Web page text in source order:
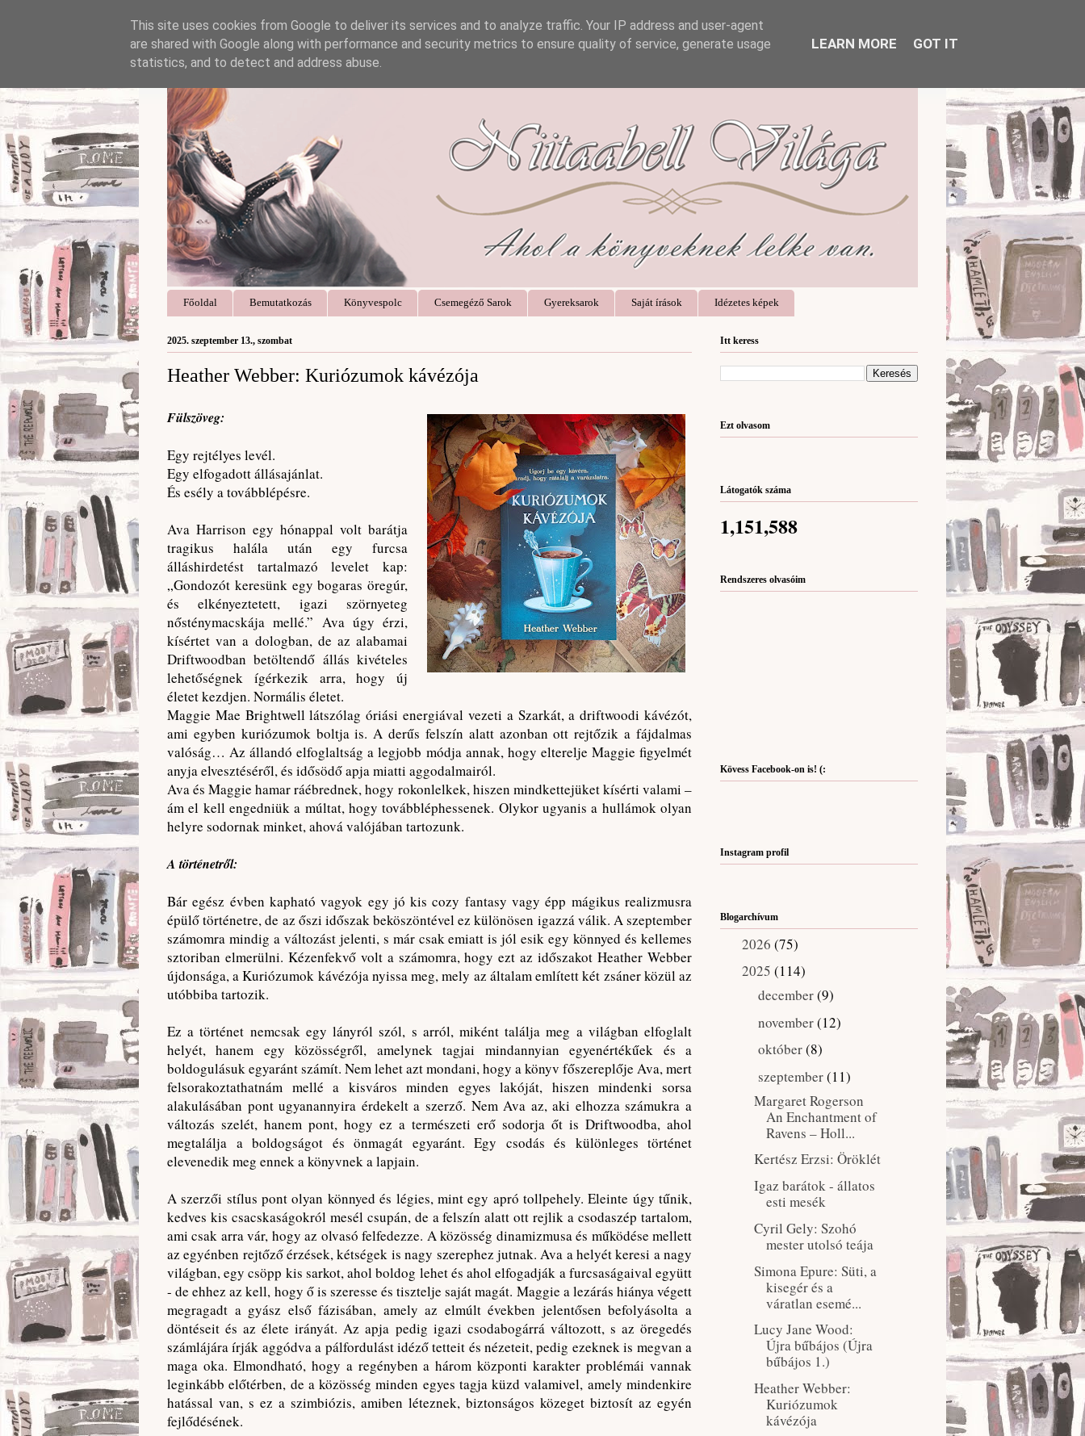
Főoldal Bemutatkozás Könyvespolc Csemegéző Sarok Gyereksarok Saját írások Idézetes képek
2025. szeptember 13., szombat
Heather Webber: Kuriózumok ​kávézója
Fülszöveg:
Egy rejtélyes levél.
Egy elfogadott állásajánlat.
És esély a továbblépésre.
Ava Harrison egy hónappal volt barátja
tragikus halála után egy furcsa
álláshirdetést tartalmazó levelet kap:
„Gondozót keresünk egy bogaras öregúr,
és elkényeztetett, igazi szörnyeteg
nősténymacskája mellé.” Ava úgy érzi,
kísértet van a dologban, de az alabamai
Driftwoodban betöltendő állás kivételes
lehetőségnek ígérkezik arra, hogy új
életet kezdjen. Normális életet.
Maggie Mae Brightwell látszólag óriási energiával vezeti a Szarkát, a driftwoodi kávézót,
ami egyben kuriózumok boltja is. A derűs felszín alatt azonban ott rejtőzik a fájdalmas
valóság… Az állandó elfoglaltság a legjobb módja annak, hogy elterelje Maggie figyelmét
anyja elvesztéséről, és idősödő apja miatti aggodalmairól.
Ava és Maggie hamar ráébrednek, hogy rokonlelkek, hiszen mindkettejüket kísérti valami –
ám el kell engedniük a múltat, hogy továbbléphessenek. Olykor ugyanis a hullámok olyan
helyre sodornak minket, ahová valójában tartozunk.
A történetről:
Bár egész évben kapható vagyok egy jó kis cozy fantasy vagy épp mágikus realizmusra
épülő történetre, de az őszi időszak beköszöntével ez különösen igazzá válik. A szeptember
számomra mindig a változást jelenti, s már csak emiatt is jól esik egy könnyed és kellemes
sztoriban elmerülni. Kézenfekvő volt a számomra, hogy ezt az időszakot Heather Webber
újdonsága, a Kuriózumok kávézója nyissa meg, mely az általam említett két zsáner közül az
utóbbiba tartozik.
Ez a történet nemcsak egy lányról szól, s arról, miként találja meg a világban elfoglalt
helyét, hanem egy közösségről, amelynek tagjai mindannyian egyenértékűek és a
boldogulásuk egyaránt számít. Nem lehet azt mondani, hogy a könyv főszereplője Ava, mert
felsorakoztathatnám mellé a kisváros minden egyes lakóját, hiszen mindenki sorsa
alakulásában pont ugyanannyira érdekelt a szerző. Nem Ava az, aki elhozza számukra a
változás szelét, hanem pont, hogy ez a természeti erő sodorja őt is Driftwoodba, ahol
megtalálja a boldogságot és önmagát egyaránt. Egy csodás és különleges történet
elevenedik meg ennek a könyvnek a lapjain.
A szerzői stílus pont olyan könnyed és légies, mint egy apró tollpehely. Eleinte úgy tűnik,
kedves kis csacskaságokról mesél csupán, de a felszín alatt ott rejlik a csodaszép tartalom,
ami csak arra vár, hogy az olvasó felfedezze. A közösség dinamizmusa és működése mellett
az egyénben rejtőző érzések, kétségek is nagy szerephez jutnak. Ava a helyét keresi a nagy
világban, egy csöpp kis sarkot, ahol boldog lehet és ahol elfogadják a furcsaságaival együtt
- de ehhez az kell, hogy ő is szeresse és tisztelje saját magát. Maggie a lezárás hiánya végett
megragadt a gyász első fázisában, amely az elmúlt években jelentősen befolyásolta a
döntéseit és az élete irányát. Az apja pedig igazi csodabogárrá változott, s az öregedés
számlájára írják aggódva a pálfordulást idéző tetteit és nézeteit, pedig ezeknek is megvan a
maga oka. Elmondható, hogy a regényben a három központi karakter problémái vannak
leginkább előtérben, de a közösség minden egyes tagja küzd valamivel, amely mindenkire
hatással van, s ez a szimbiózis, amiben léteznek, biztonságos közeget biztosít az egyén
fejlődésének.
Itt keress
Ezt olvasom
Látogatók száma
1,151,588
Rendszeres olvasóim
Kövess Facebook-on is! (:
Instagram profil
Blogarchívum
2026 (75)
2025 (114)
►december(9)
►november(12)
►október(8)
szeptember(11)
Margaret Rogerson
An ​Enchantment of
Ravens – Holl...
Kertész Erzsi: Öröklét
Igaz ​barátok - állatos
esti mesék
Cyril Gely: Szohó ​
mester utolsó teája
Simona Epure: Süti, ​a
kisegér és a
váratlan esemé...
Lucy Jane Wood:
Újra ​bűbájos (Újra
bűbájos 1.)
Heather Webber:
Kuriózumok ​
kávézója
This site uses cookies from Google to deliver its services and to analyze traffic. Your IP address and user-agent
are shared with Google along with performance and security metrics to ensure quality of service, generate usage
statistics, and to detect and address abuse.
LEARN MORE GOT IT